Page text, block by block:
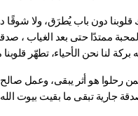
ممتدًا حتى بعد الغياب ،
جارية تبقى ما بقيت بيوت الله